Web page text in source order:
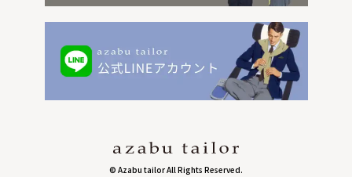
© Azabu tailor All Rights Reserved.